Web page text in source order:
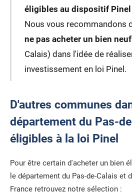
éligibles au dispositif Pinel
Nous vous recommandons
ne pas acheter un bien neuf
Calais) dans l'idée de
investissement en loi Pinel.
D'autres communes
département du Pas-
éligibles à la loi Pinel
Pour être certain d'acheter un bien
le département du Pas-de-Calais et
France retrouvez notre sélection :